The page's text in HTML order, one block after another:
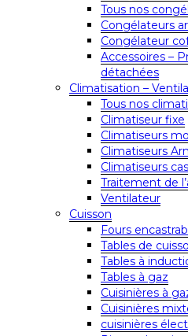
Tous nos
Congélateurs
Congélateur
Accessoires –
détachées
Climatisation –
Tous nos
Climatiseur fixe
Climatiseurs
Climatiseurs
Climatiseurs
Traitement de
Ventilateur
Cuisson
Fours
Tables de
Tables à
Tables à gaz
Cuisinières à
Cuisinières
cuisinières